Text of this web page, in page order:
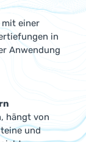
mit einer
in
Anwendung
hängt von
und